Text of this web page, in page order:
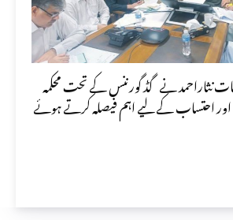
نثاراحمد نے گڈ گورننس کے تحت محکمہ
احتساب کے لیے اہم فیصلہ کرتے ہوئے